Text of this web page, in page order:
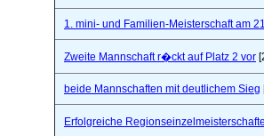
1. mini- und Familien-Meisterschaft am
Zweite Mannschaft r�ckt auf Platz 2 vor
beide Mannschaften mit deutlichem Sieg
Erfolgreiche